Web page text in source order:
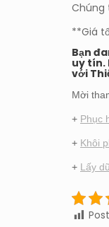
Chúng
**Giá
Bạn
uy tín.
với
Mời
+ Phục
+ Khôi
+ Lấy